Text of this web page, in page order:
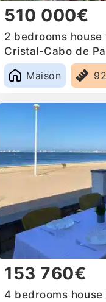
510 000€
2 bedrooms
Cristal-Cabo de
Maison
153 760€
4 bedrooms